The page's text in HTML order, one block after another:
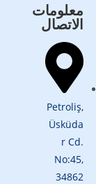
معلومات
الاتصال
Petroliş,
Üsküda
r Cd.
No:45,
34862